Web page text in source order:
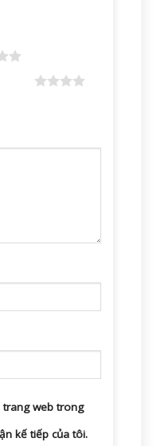
web trong
kế tiếp của tôi.